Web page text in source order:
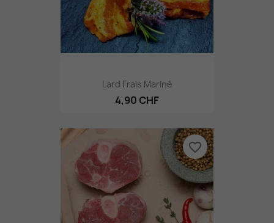
Lard Frais Mariné
4,90 CHF
favorite_border